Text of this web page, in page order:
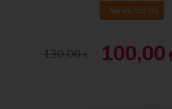
Yorum Yaz (0)
130,00 100,00